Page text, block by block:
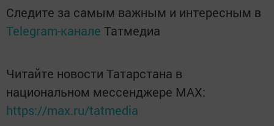
Следите за самым важным и интересным в
Telegram-канале Татмедиа
Читайте новости Татарстана в
национальном мессенджере MАХ:
https://max.ru/tatmedia